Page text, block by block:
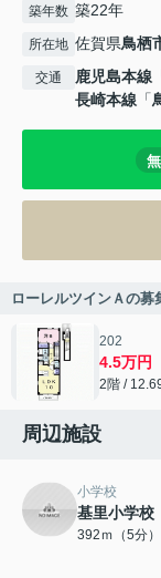
築年数 築22年
所在地 佐賀県鳥栖
交通 鹿児島本線
長崎本線 「
ローレルツインＡの募
202
4.5万円
2階 /
周辺施設
小学校
基里小学校
392ｍ（5分）